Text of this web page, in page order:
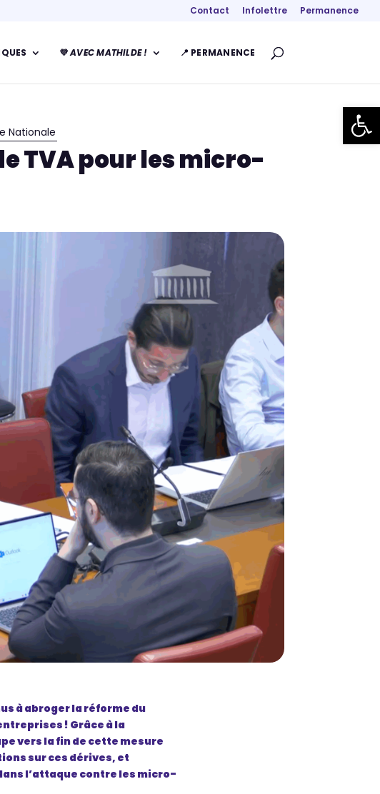
Ouvrir
Contact Infolettre Permanence
💜AVEC MATHILDE ! 📍 PERMANENCE
Nationale
TVA pour les micro-
à abroger la réforme du
! Grâce à la
vers la fin de cette mesure
sur ces dérives, et
l’attaque contre les micro-